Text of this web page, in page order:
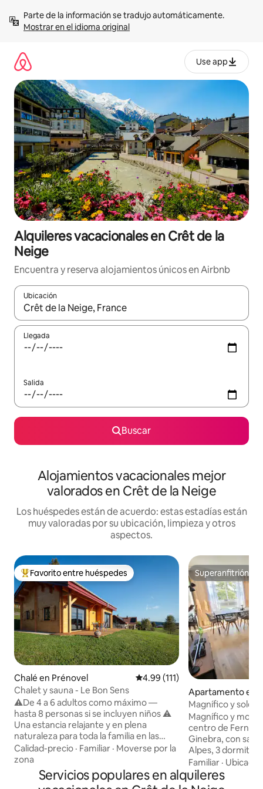
contenidoMostrar en el idioma original
Use app
Alquileres vacacionales en Crêt de la
Neige
Encuentra y reserva alojamientos únicos en Airbnb
Ubicación
Cuando los resultados estén disponibles, navega con las
Llegada
Salida
Buscar
Alojamientos vacacionales mejor
valorados en Crêt de la Neige
Los huéspedes están de acuerdo: estas estadías están
muy valoradas por su ubicación, limpieza y otros
aspectos.
Favorito entre huéspedes preferido
Favorito entre huéspedes
Chalé en Prénovel Calificación promedio: 4.99 de
4.99 (111)
Chalet y sauna - Le Bon Sens
⚠️De 4 a 6 adultos como máximo —
hasta 8 personas si se incluyen niños ⚠️
Una estancia relajante y en plena
naturaleza para toda la familia en las
montañas del Jura. Disfrutar del
momento presente, relajarse, vivir
hermosas aventuras en las montañas del
Jura y sentirse como en casa en una
Calidad-precio · Familiar · Moverse por la
zona
Superanfitrión
Superanfitrión
Apartamento en
ltaire
Magnífico y
Magnífico y
centro de
Ginebra, con
Alpes, 3
Netflix y todo
cocina
lavavajillas,
Familiar ·
Servicios populares en alquileres